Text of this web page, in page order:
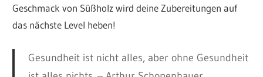
Geschmack von Süßholz wird deine Zubereitungen auf
das nächste Level heben!
Gesundheit ist nicht alles, aber ohne Gesundheit